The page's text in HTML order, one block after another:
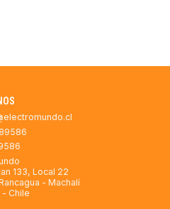
133, Local 22
- Machalí
Chile